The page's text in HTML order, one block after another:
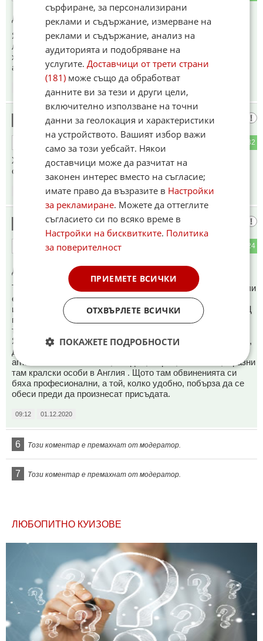
До коментар#2от "Учуден":
Я не се хващай на клеветите. Никога не е правил нищо
лошо, а си е гениален певец. Ще остане в паметта на
хората, за разлика от тия, които сипят глупости по негов
адрес, за да му вземат парите.
Японеца
32
Жалко, че умря на 50, от колко хитове ни лиши? Сега
слушаме само чалга, дори и в Америка.
01.12.2020
цц ц1 ц
24
ОТГОВОР
До коментар от "Учуден":
Тоя , както го наричаш, извратеняк, така и не е сигурно дали
е бил такъв. Обвиненията срещу него са само на базата
изречени такива от родителите на някакви си деца. В САЩ
парица е царица, така ,че когато някой съди някой с пари,
то целта е да получи пари.
Я, кажи нещо за онзи, дето се обеси в затвора. Оня, еврея,
дето го обвинаваха в педофилия и че е доставял "свежо
агнешко" за см. Клинтън, Байдън, Сорос, Бил Гейтс, и разни
там кралски особи в Англия . Щото там обвиненията си
бяха професионални, а той, колко удобно, побърза да се
обеси преди да произнесат присъдата.
09:12 01.12.2020
6 Този коментар е премахнат от модератор.
7 Този коментар е премахнат от модератор.
ЛЮБОПИТНО КУИЗОВЕ
сърфиране, за персонализирани
реклами и съдържание, измерване на
реклами и съдържание, анализ на
аудиторията и подобряване на
услугите.Доставчици от трети страни
(181) може също да обработват
данните ви за тези и други цели,
включително използване на точни
данни за геолокация и характеристики
на устройството. Вашият избор важи
само за този уебсайт. Някои
доставчици може да разчитат на
законен интерес вместо на съгласие;
имате право да възразите в Настройки
за рекламиране. Можете да оттеглите
съгласието си по всяко време в
Настройки на бисквитките. Политика
за поверителност
ПРИЕМЕТЕ ВСИЧКИ
ОТХВЪРЛЕТЕ ВСИЧКИ
ПОКАЖЕТЕ ПОДРОБНОСТИ